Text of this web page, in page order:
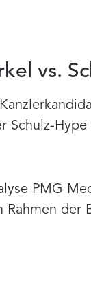
vs.
Schulz-
PMG
Rahmen